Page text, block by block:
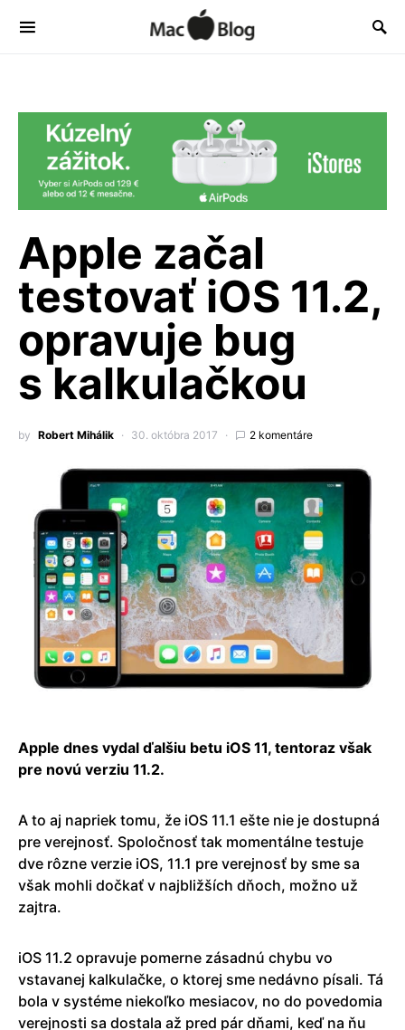
Apple začal
testovať iOS 11.2,
opravuje bug
s kalkulačkou
by Robert Mihálik 30. októbra 2017 2 komentáre
Apple dnes vydal ďalšiu betu iOS 11, tentoraz však
pre novú verziu 11.2.
A to aj napriek tomu, že iOS 11.1 ešte nie je dostupná
pre verejnosť. Spoločnosť tak momentálne testuje
dve rôzne verzie iOS, 11.1 pre verejnosť by sme sa
však mohli dočkať v najbližších dňoch, možno už
zajtra.
iOS 11.2 opravuje pomerne zásadnú chybu vo
vstavanej kalkulačke, o ktorej sme nedávno písali. Tá
bola v systéme niekoľko mesiacov, no do povedomia
verejnosti sa dostala až pred pár dňami, keď na ňu